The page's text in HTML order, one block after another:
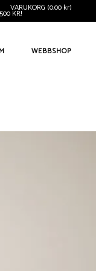
KR!
VARUKORG (0.00 kr)
WEBBSHOP